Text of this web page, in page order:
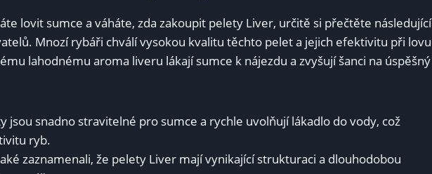
lovit sumce a váháte, zda⁢ zakoupit pelety Liver, určitě si přečtěte následující⁣
Mnozí rybáři chválí⁢ vysokou kvalitu těchto pelet a⁢ jejich efektivitu při​ lovu
lahodnému aroma liveru lákají sumce k nájezdu ⁢a zvyšují šanci na úspěšný
jsou ​snadno ⁤stravitelné pro ​sumce a rychle uvolňují lákadlo do vody, což
ryb.
zaznamenali, že pelety Liver mají vynikající strukturaci a dlouhodobou